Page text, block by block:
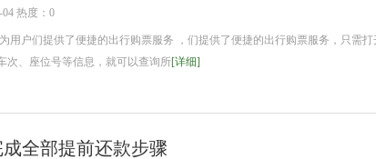
热度：0
用户们提供了便捷的出行购票服务 ，们提供了便捷的出行购票服务，只需打
次、座位号等信息，就可以查询所[详细]
全部提前还款步骤